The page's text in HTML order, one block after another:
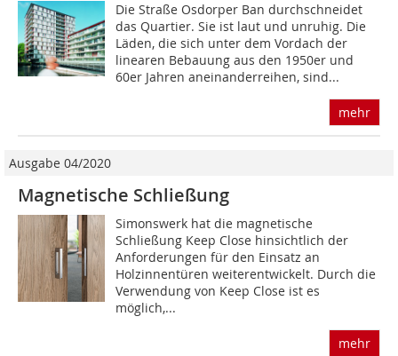
Die Straße Osdorper Ban durchschneidet
das Quartier. Sie ist laut und unruhig. Die
Läden, die sich unter dem Vordach der
linearen Bebauung aus den 1950er und
60er Jahren aneinanderreihen, sind...
mehr
Ausgabe 04/2020
Magnetische Schließung
Simonswerk hat die magnetische
Schließung Keep Close hinsichtlich der
Anforderungen für den Einsatz an
Holzinnentüren weiterentwickelt. Durch die
Verwendung von Keep Close ist es
möglich,...
mehr